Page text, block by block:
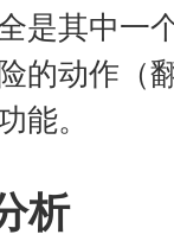
是其中一
的动作（
能。
析